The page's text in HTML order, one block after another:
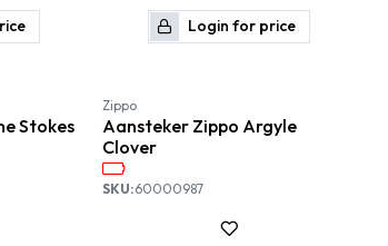
Login for price
Stokes
Zippo
Aansteker Zippo Argyle
Clover
SKU:60000987